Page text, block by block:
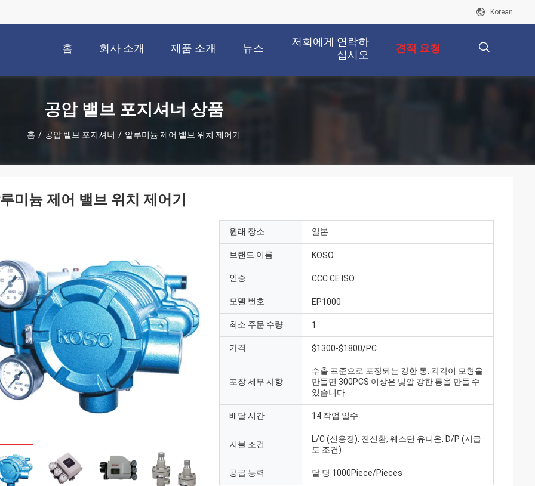
Korean
홈 회사 소개 제품 소개 뉴스
저희에게 연락하
십시오
견적 요청
공압 밸브 포지셔너 상품
홈 / 공압 밸브 포지셔너 / 알루미늄 제어 밸브 위치 제어기
미늄 제어 밸브 위치 제어기
원래 장소 일본
브랜드 이름 KOSO
인증 CCC CE ISO
모델 번호 EP1000
최소 주문 수량 1
가격 $1300-$1800/PC
포장 세부 사항
수출 표준으로 포장되는 강한 통. 각각이 모형을
만들면 300PCS 이상은 빛깔 강한 통을 만들 수
있습니다
배달 시간 14 작업 일수
지불 조건
L/C (신용장), 전신환, 웨스턴 유니온, D/P (지급
도 조건)
공급 능력 달 당 1000Piece/Pieces